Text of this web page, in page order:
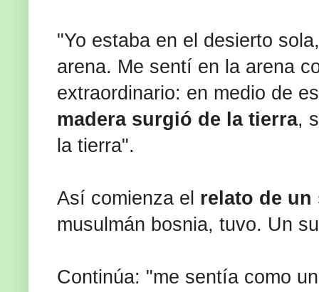
"Yo estaba en el desierto
arena. Me sentí en la arena
extraordinario: en medio de
madera surgió de la tierra,
la tierra".
Así comienza el relato de un
musulmán bosnia, tuvo. Un
Continúa: "me sentía como